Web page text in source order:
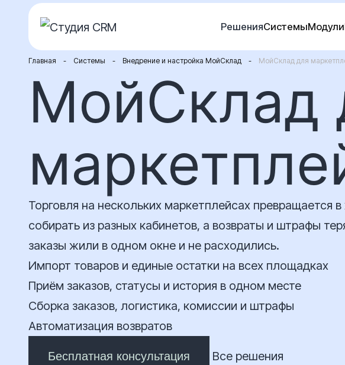
Перейти
содержимому
РешенияСистемыМодули
Главная - Системы - Внедрение и настройка МойСклад - МойСклад для
МойСклад
Торговля на нескольких маркетплейсах
собирать из разных кабинетов, а возвраты и штрафы
заказы жили в одном окне и не расходились.
Импорт товаров и единые остатки на всех площадках
Приём заказов, статусы и история в одном месте
Сборка заказов, логистика, комиссии и штрафы
Автоматизация возвратов
Бесплатная консультация Все решения